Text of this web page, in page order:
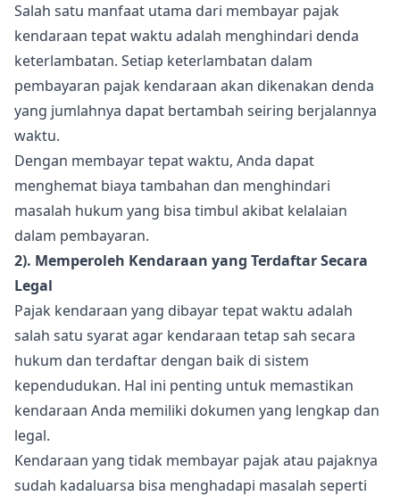
Salah satu manfaat utama dari membayar pajak
kendaraan tepat waktu adalah menghindari denda
keterlambatan. Setiap keterlambatan dalam
pembayaran pajak kendaraan akan dikenakan denda
yang jumlahnya dapat bertambah seiring berjalannya
waktu.
Dengan membayar tepat waktu, Anda dapat
menghemat biaya tambahan dan menghindari
masalah hukum yang bisa timbul akibat kelalaian
dalam pembayaran.
2). Memperoleh Kendaraan yang Terdaftar Secara
Legal
Pajak kendaraan yang dibayar tepat waktu adalah
salah satu syarat agar kendaraan tetap sah secara
hukum dan terdaftar dengan baik di sistem
kependudukan. Hal ini penting untuk memastikan
kendaraan Anda memiliki dokumen yang lengkap dan
legal.
Kendaraan yang tidak membayar pajak atau pajaknya
sudah kadaluarsa bisa menghadapi masalah seperti